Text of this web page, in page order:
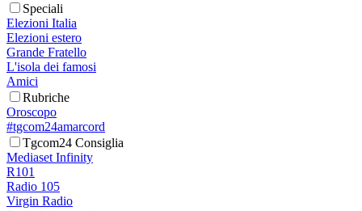
Speciali
Elezioni Italia
Elezioni estero
Grande Fratello
L'isola dei famosi
Amici
Rubriche
Oroscopo
#tgcom24amarcord
Tgcom24 Consiglia
Mediaset Infinity
R101
Radio 105
Virgin Radio